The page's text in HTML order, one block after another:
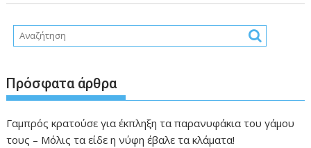
Πρόσφατα άρθρα
Γαμπρός κρατούσε για έκπληξη τα παρανυφάκια του γάμου
τους – Μόλις τα είδε η νύφη έβαλε τα κλάματα!